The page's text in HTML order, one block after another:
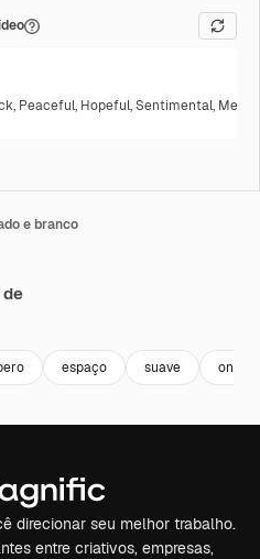
, Peaceful, Hopeful,Sentimental,
e branco
espaço suave onda
direcionar seu melhor trabalho.
entre criativos, empresas,